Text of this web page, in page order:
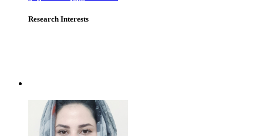
Research Interests